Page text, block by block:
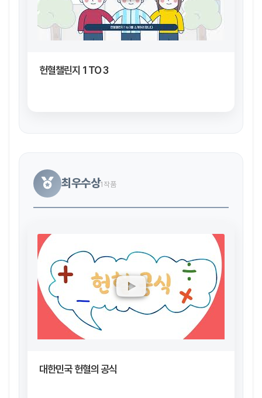
헌혈챌린지 1 TO 3
최우수상1작품
대한민국 헌혈의 공식